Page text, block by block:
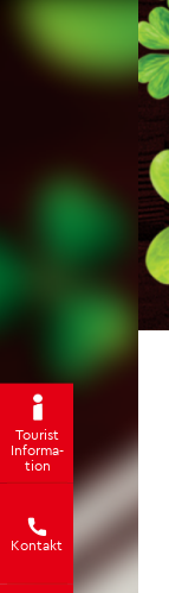
Tou­rist
In­for­ma­
ti­on
Kon­takt